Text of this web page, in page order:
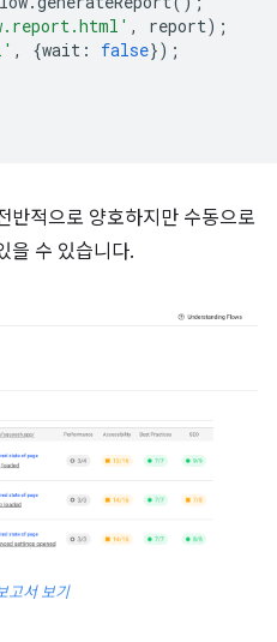
, report);
, {wait : false});
반적으로 양호하지만 수동으로
을 수 있습니다.
고서 보기